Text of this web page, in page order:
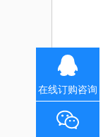
在线订购咨询